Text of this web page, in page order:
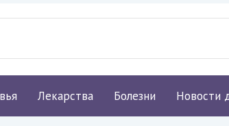
Лекарства Болезни Новости